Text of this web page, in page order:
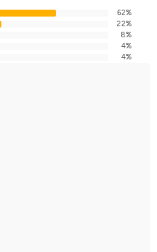
62%
22%
8%
4%
4%